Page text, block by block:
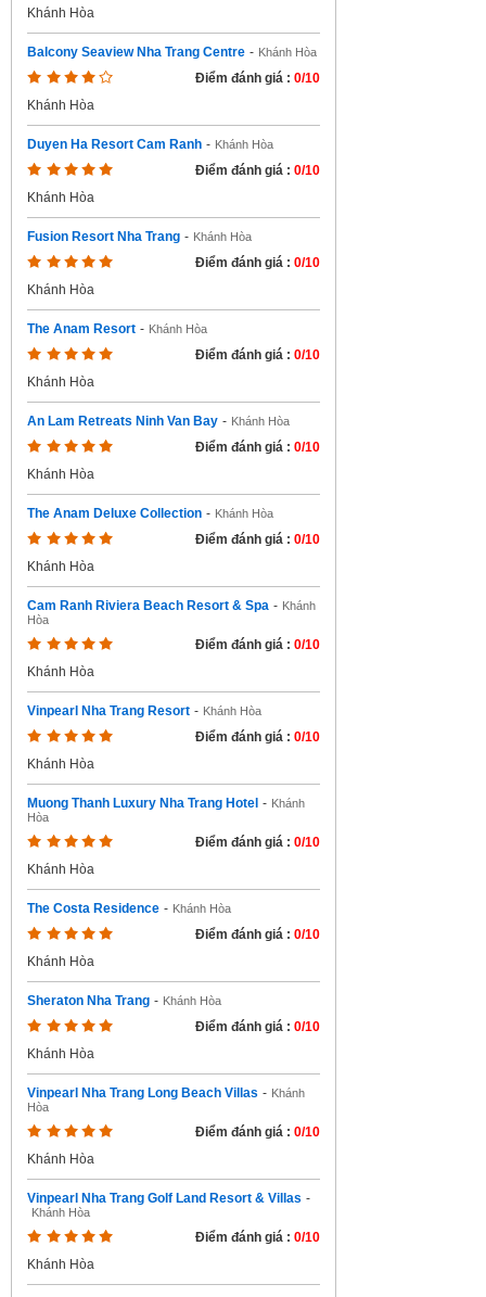
Khánh Hòa
Balcony Seaview Nha Trang Centre - Khánh Hòa
Điểm đánh giá : 0/10
Khánh Hòa
Duyen Ha Resort Cam Ranh - Khánh Hòa
Điểm đánh giá : 0/10
Khánh Hòa
Fusion Resort Nha Trang - Khánh Hòa
Điểm đánh giá : 0/10
Khánh Hòa
The Anam Resort - Khánh Hòa
Điểm đánh giá : 0/10
Khánh Hòa
An Lam Retreats Ninh Van Bay - Khánh Hòa
Điểm đánh giá : 0/10
Khánh Hòa
The Anam Deluxe Collection - Khánh Hòa
Điểm đánh giá : 0/10
Khánh Hòa
Cam Ranh Riviera Beach Resort & Spa - Khánh
Hòa
Điểm đánh giá : 0/10
Khánh Hòa
Vinpearl Nha Trang Resort - Khánh Hòa
Điểm đánh giá : 0/10
Khánh Hòa
Muong Thanh Luxury Nha Trang Hotel - Khánh
Hòa
Điểm đánh giá : 0/10
Khánh Hòa
The Costa Residence - Khánh Hòa
Điểm đánh giá : 0/10
Khánh Hòa
Sheraton Nha Trang - Khánh Hòa
Điểm đánh giá : 0/10
Khánh Hòa
Vinpearl Nha Trang Long Beach Villas - Khánh
Hòa
Điểm đánh giá : 0/10
Khánh Hòa
Vinpearl Nha Trang Golf Land Resort & Villas -
Khánh Hòa
Điểm đánh giá : 0/10
Khánh Hòa